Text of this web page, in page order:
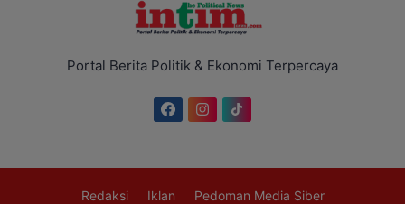
Portal Berita Politik & Ekonomi Terpercaya
Redaksi Iklan Pedoman Media Siber